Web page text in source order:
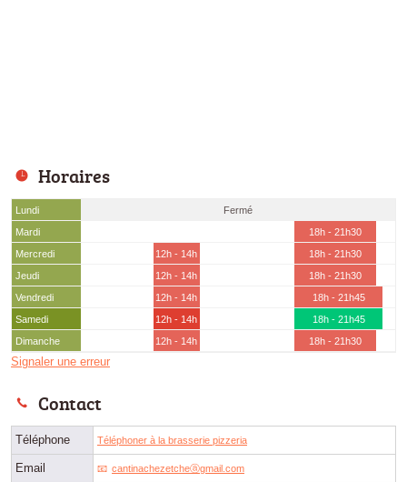
Horaires
Lundi
Fermé
Mardi
18h - 21h30
Mercredi
12h - 14h
18h - 21h30
Jeudi
12h - 14h
18h - 21h30
Vendredi
12h - 14h
18h - 21h45
Samedi
12h - 14h
18h - 21h45
Dimanche
12h - 14h 18h - 21h30
Signaler une erreur
Contact
Téléphone Téléphoner à la brasserie pizzeria
Email cantinachezetcheⓐgmail.com